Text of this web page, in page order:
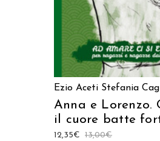
Ezio Aceti Stefania
Anna e Lorenzo.
il cuore batte
13,00€
12,35€